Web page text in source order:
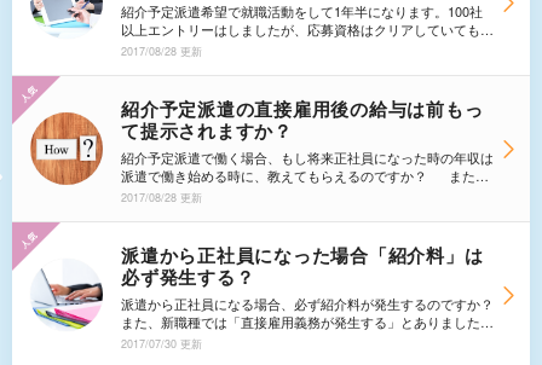
紹介予定派遣希望で就職活動をして1年半になります。100社
以上エントリーはしましたが、応募資格はクリアしていても、
「応募者多数のため」という決まり文句で選考すら通過できな
人）を求めてる求人がほとんどですし、経験よりもまず年齢と
いう高いハードルで選考されているように感じます。39歳と
いう年齢では、紹介予定派遣はあきらめた方が良いのでしょう
か？
2017/08/28 更新
紹介予定派遣の直接雇用後の給与は前もっ
て提示されますか？
紹介予定派遣で働く場合、もし将来正社員になった時の年収は
派遣で働き始める時に、教えてもらえるのですか？ また、
その場合は派遣期間中の働き方や能力を考慮されて、提示金額
ょうか？
2017/08/28 更新
派遣から正社員になった場合「紹介料」は
必ず発生する？
派遣から正社員になる場合、必ず紹介料が発生するのですか？
また、新職種では「直接雇用義務が発生する」とありました
が、その際も、紹介料をとられるのでしょうか？
2017/07/30 更新